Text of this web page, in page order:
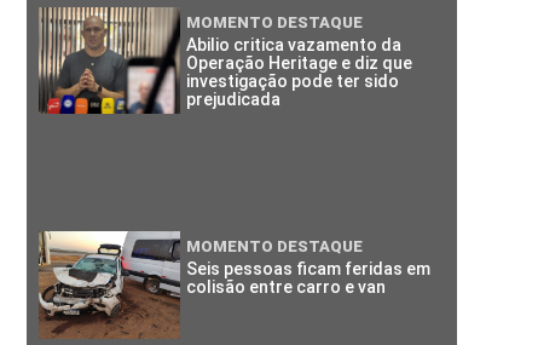
MOMENTO DESTAQUE
Abilio critica vazamento da
Operação Heritage e diz que
investigação pode ter sido
prejudicada
MOMENTO DESTAQUE
Seis pessoas ficam feridas em
colisão entre carro e van